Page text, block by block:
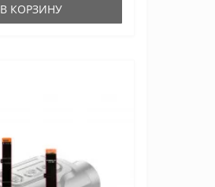
В КОРЗИНУ